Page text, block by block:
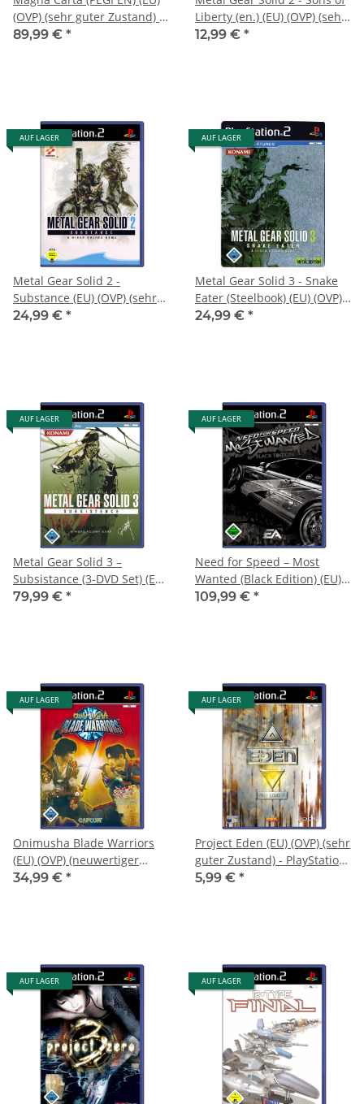
(OVP) (sehr guter Zustand) -
PlayStation 2 (PS2)
89,99 € *
Liberty (en.) (EU) (OVP) (sehr
guter Zustand) - PlayStation
12,99 € *
AUF LAGER
Metal Gear Solid 2 -
Substance (EU) (OVP) (sehr
guter Zustand) - PlayStation
24,99 € *
AUF LAGER
Metal Gear Solid 3 - Snake
Eater (Steelbook) (EU) (OVP)
(sehr guter Zustand) -
24,99 € *
AUF LAGER
Metal Gear Solid 3 –
Subsistance (3-DVD Set) (EU)
(OVP) (sehr guter Zustand) -
79,99 € *
AUF LAGER
Need for Speed – Most
Wanted (Black Edition) (EU)
(OVP) (sehr guter Zustand) -
109,99 € *
AUF LAGER
Onimusha Blade Warriors
(EU) (OVP) (neuwertiger
Sammlerzustand) -
34,99 € *
AUF LAGER
Project Eden (EU) (OVP) (sehr
guter Zustand) - PlayStation
2 (PS2)
5,99 € *
AUF LAGER AUF LAGER